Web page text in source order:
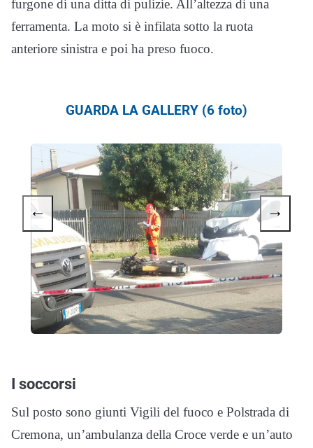
furgone di una ditta di pulizie. All’altezza di una
ferramenta. La moto si è infilata sotto la ruota
anteriore sinistra e poi ha preso fuoco.
GUARDA LA GALLERY (6 foto)
← →
I soccorsi
Sul posto sono giunti Vigili del fuoco e Polstrada di
Cremona, un’ambulanza della Croce verde e un’auto